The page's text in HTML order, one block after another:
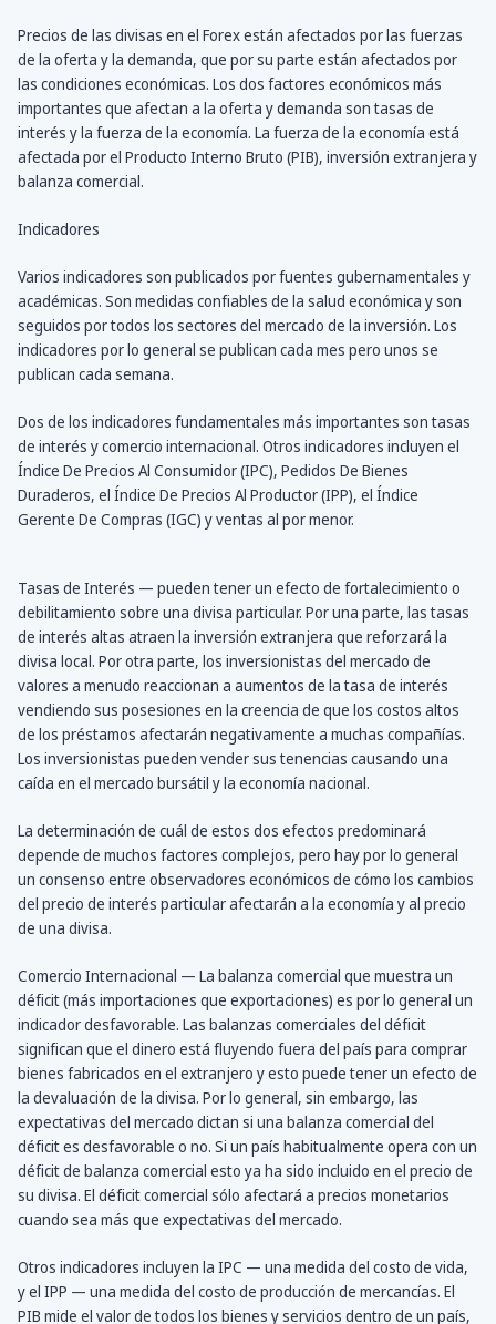
Precios de las divisas en el Forex están afectados por las fuerzas
de la oferta y la demanda, que por su parte están afectados por
las condiciones económicas. Los dos factores económicos más
importantes que afectan a la oferta y demanda son tasas de
interés y la fuerza de la economía. La fuerza de la economía está
afectada por el Producto Interno Bruto (PIB), inversión extranjera y
balanza comercial.
Indicadores
Varios indicadores son publicados por fuentes gubernamentales y
académicas. Son medidas confiables de la salud económica y son
seguidos por todos los sectores del mercado de la inversión. Los
indicadores por lo general se publican cada mes pero unos se
publican cada semana.
Dos de los indicadores fundamentales más importantes son tasas
de interés y comercio internacional. Otros indicadores incluyen el
Índice De Precios Al Consumidor (IPC), Pedidos De Bienes
Duraderos, el Índice De Precios Al Productor (IPP), el Índice
Gerente De Compras (IGC) y ventas al por menor.
Tasas de Interés — pueden tener un efecto de fortalecimiento o
debilitamiento sobre una divisa particular. Por una parte, las tasas
de interés altas atraen la inversión extranjera que reforzará la
divisa local. Por otra parte, los inversionistas del mercado de
valores a menudo reaccionan a aumentos de la tasa de interés
vendiendo sus posesiones en la creencia de que los costos altos
de los préstamos afectarán negativamente a muchas compañías.
Los inversionistas pueden vender sus tenencias causando una
caída en el mercado bursátil y la economía nacional.
La determinación de cuál de estos dos efectos predominará
depende de muchos factores complejos, pero hay por lo general
un consenso entre observadores económicos de cómo los cambios
del precio de interés particular afectarán a la economía y al precio
de una divisa.
Comercio Internacional — La balanza comercial que muestra un
déficit (más importaciones que exportaciones) es por lo general un
indicador desfavorable. Las balanzas comerciales del déficit
significan que el dinero está fluyendo fuera del país para comprar
bienes fabricados en el extranjero y esto puede tener un efecto de
la devaluación de la divisa. Por lo general, sin embargo, las
expectativas del mercado dictan si una balanza comercial del
déficit es desfavorable o no. Si un país habitualmente opera con un
déficit de balanza comercial esto ya ha sido incluido en el precio de
su divisa. El déficit comercial sólo afectará a precios monetarios
cuando sea más que expectativas del mercado.
Otros indicadores incluyen la IPC — una medida del costo de vida,
y el IPP — una medida del costo de producción de mercancías. El
PIB mide el valor de todos los bienes y servicios dentro de un país,